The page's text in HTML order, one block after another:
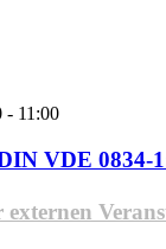
- 11:00
VDE 0834-